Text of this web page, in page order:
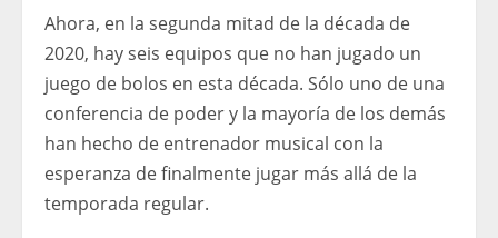
Ahora, en la segunda mitad de la década de
2020, hay seis equipos que no han jugado un
juego de bolos en esta década. Sólo uno de una
conferencia de poder y la mayoría de los demás
han hecho de entrenador musical con la
esperanza de finalmente jugar más allá de la
temporada regular.